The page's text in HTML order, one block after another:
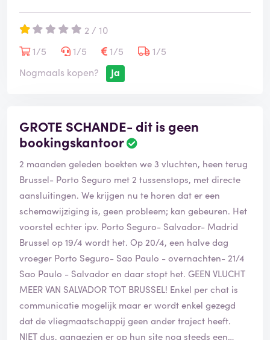
me moet richten tot hen. Tai AirWays zegt dan weer dat
ik cheap tickets moet contacteren aangezien zij derde
partij zijn en terugbetalingen via hen lopen wat
volgens mij ook klopt want wij hebben via Cheap
tickets geboekt en niet via Tai Airways. Ik krijg niets in
zijn kan toch niet de bedoeling zijn?
2 / 10
1/5
1/5 1/5
1/5
Nogmaals kopen?
Ja
GROTE SCHANDE- dit is geen
bookingskantoor
2 maanden geleden boekten we 3 vluchten, heen terug
Brussel- Porto Seguro met 2 tussenstops, met directe
aansluitingen. We krijgen nu te horen dat er een
schemawijziging is, geen probleem; kan gebeuren. Het
voorstel echter ipv. Porto Seguro- Salvador- Madrid
Brussel op 19/4 wordt het. Op 20/4, een halve dag
vroeger Porto Seguro- Sao Paulo - overnachten- 21/4
Sao Paulo - Salvador en daar stopt het. GEEN VLUCHT
MEER VAN SALVADOR TOT BRUSSEL! Enkel per chat is
communicatie mogelijk maar er wordt enkel gezegd
dat de vliegmaatschappij geen ander traject heeft.
NIET dus, aangezien er op hun site nog steeds een